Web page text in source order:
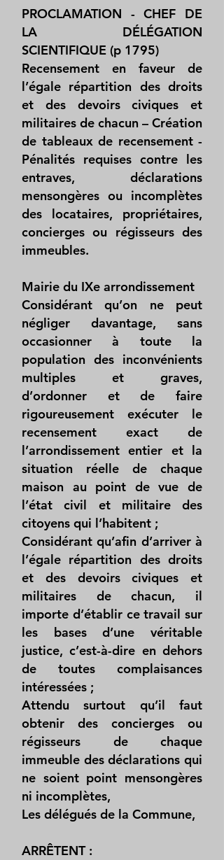
PROCLAMATION - CHEF DE
LA DÉLÉGATION
SCIENTIFIQUE (p 1795)
Recensement en faveur de
l’égale répartition des droits
et des devoirs civiques et
militaires de chacun – Création
de tableaux de recensement -
Pénalités requises contre les
entraves, déclarations
mensongères ou incomplètes
des locataires, propriétaires,
concierges ou régisseurs des
immeubles.
Mairie du IXe arrondissement
Considérant qu’on ne peut
négliger davantage, sans
occasionner à toute la
population des inconvénients
multiples et graves,
d’ordonner et de faire
rigoureusement exécuter le
recensement exact de
l’arrondissement entier et la
situation réelle de chaque
maison au point de vue de
l’état civil et militaire des
citoyens qui l’habitent ;
Considérant qu’afin d’arriver à
l’égale répartition des droits
et des devoirs civiques et
militaires de chacun, il
importe d’établir ce travail sur
les bases d’une véritable
justice, c’est-à-dire en dehors
de toutes complaisances
intéressées ;
Attendu surtout qu’il faut
obtenir des concierges ou
régisseurs de chaque
immeuble des déclarations qui
ne soient point mensongères
ni incomplètes,
Les délégués de la Commune,
ARRÊTENT :